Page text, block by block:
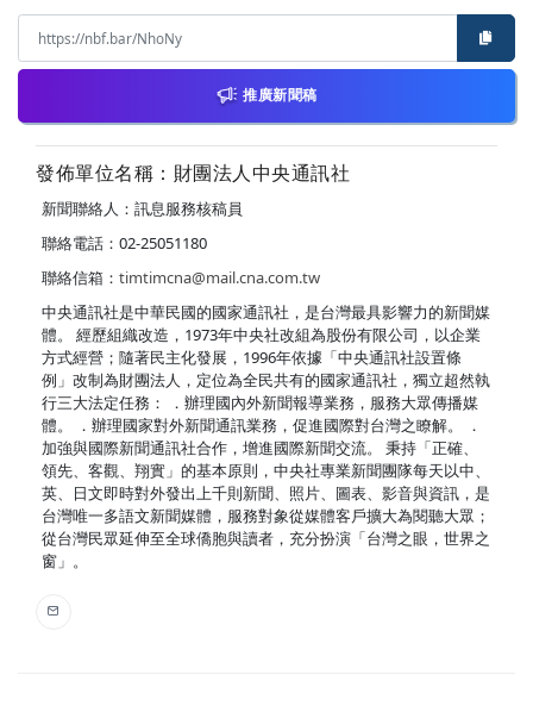
推廣新聞稿
發佈單位名稱：財團法人中央通訊社
新聞聯絡人：訊息服務核稿員
聯絡電話：02-25051180
聯絡信箱： timtimcna@mail.cna.com.tw
中央通訊社是中華民國的國家通訊社，是台灣最具影響力的新聞媒
體。 經歷組織改造，1973年中央社改組為股份有限公司，以企業
方式經營；隨著民主化發展，1996年依據「中央通訊社設置條
例」改制為財團法人，定位為全民共有的國家通訊社，獨立超然執
行三大法定任務： ．辦理國內外新聞報導業務，服務大眾傳播媒
體。 ．辦理國家對外新聞通訊業務，促進國際對台灣之瞭解。 ．
加強與國際新聞通訊社合作，增進國際新聞交流。 秉持「正確、
領先、客觀、翔實」的基本原則，中央社專業新聞團隊每天以中、
英、日文即時對外發出上千則新聞、照片、圖表、影音與資訊，是
台灣唯一多語文新聞媒體，服務對象從媒體客戶擴大為閱聽大眾；
從台灣民眾延伸至全球僑胞與讀者，充分扮演「台灣之眼，世界之
窗」。